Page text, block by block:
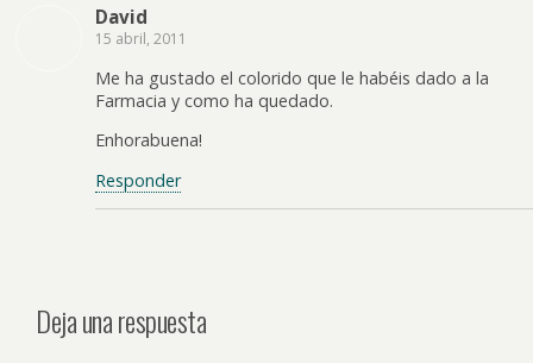
David
15 abril, 2011
Me ha gustado el colorido que le habéis dado a la
Farmacia y como ha quedado.
Enhorabuena!
Responder
Deja una respuesta